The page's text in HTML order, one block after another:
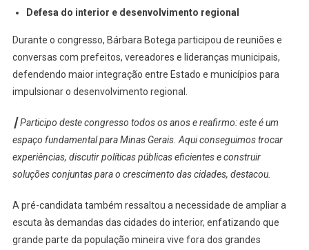
Defesa do interior e desenvolvimento regional
Durante o congresso, Bárbara Botega participou de reuniões e
conversas com prefeitos, vereadores e lideranças municipais,
defendendo maior integração entre Estado e municípios para
impulsionar o desenvolvimento regional.
┃ Participo deste congresso todos os anos e reafirmo: este é um
espaço fundamental para Minas Gerais. Aqui conseguimos trocar
experiências, discutir políticas públicas eficientes e construir
soluções conjuntas para o crescimento das cidades, destacou.
A pré-candidata também ressaltou a necessidade de ampliar a
escuta às demandas das cidades do interior, enfatizando que
grande parte da população mineira vive fora dos grandes